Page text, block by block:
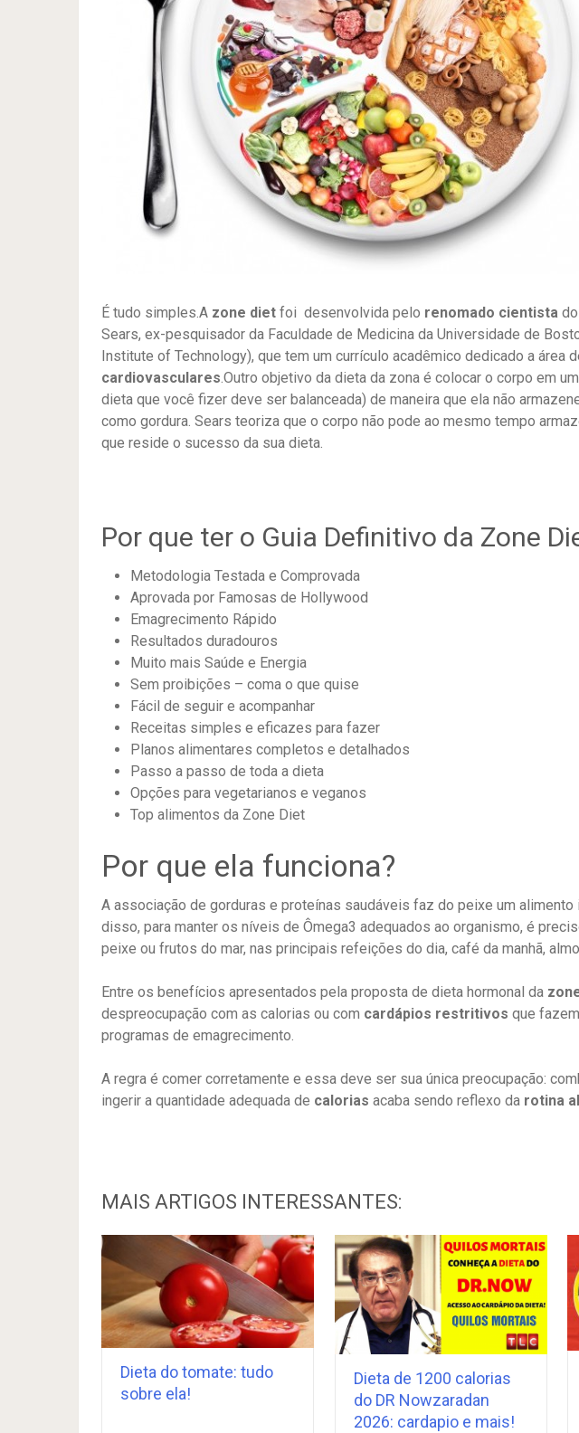
É tudo simples.A zone diet foi desenvolvida pelo renomado cientista
Sears, ex-pesquisador da Faculdade de Medicina da Universidade de
Institute of Technology), que tem um currículo acadêmico dedicado a área
cardiovasculares.Outro objetivo da dieta da zona é colocar o corpo em
dieta que você fizer deve ser balanceada) de maneira que ela não
como gordura. Sears teoriza que o corpo não pode ao mesmo tempo
que reside o sucesso da sua dieta.
Por que ter o Guia Definitivo da Zone
Metodologia Testada e Comprovada
Aprovada por Famosas de Hollywood
Emagrecimento Rápido
Resultados duradouros
Muito mais Saúde e Energia
Sem proibições – coma o que quise
Fácil de seguir e acompanhar
Receitas simples e eficazes para fazer
Planos alimentares completos e detalhados
Passo a passo de toda a dieta
Opções para vegetarianos e veganos
Top alimentos da Zone Diet
Por que ela funciona?
A associação de gorduras e proteínas saudáveis faz do peixe um alimento
disso, para manter os níveis de Ômega3 adequados ao organismo, é
peixe ou frutos do mar, nas principais refeições do dia, café da manhã,
Entre os benefícios apresentados pela proposta de dieta hormonal da
despreocupação com as calorias ou com cardápios restritivos que
programas de emagrecimento.
A regra é comer corretamente e essa deve ser sua única preocupação:
ingerir a quantidade adequada de calorias acaba sendo reflexo da rotina
MAIS ARTIGOS INTERESSANTES:
Dieta do tomate: tudo
sobre ela!
Dieta de 1200 calorias
do DR Nowzaradan
2026: cardapio e mais!